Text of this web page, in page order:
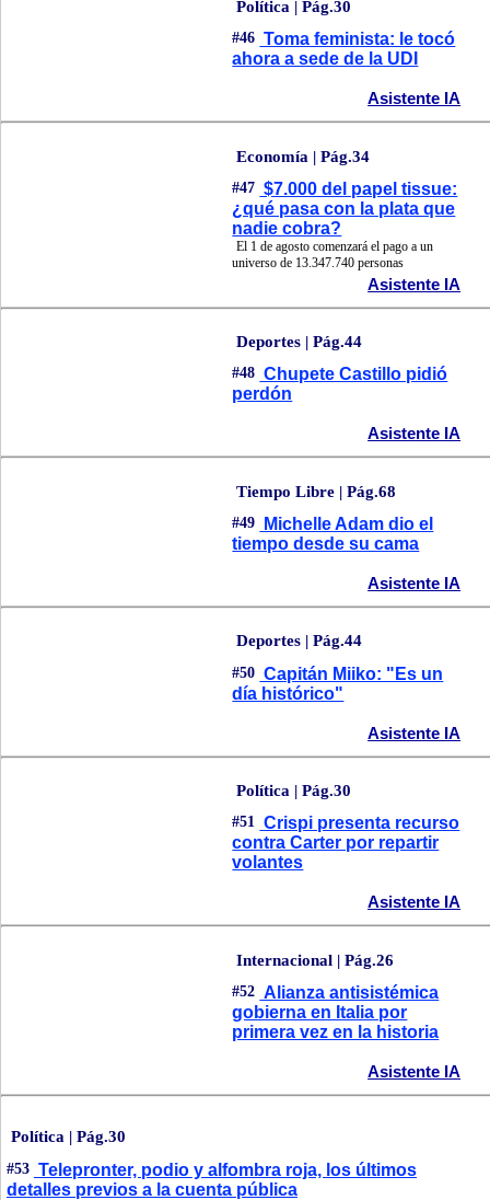
Política | Pág.30
#46 Toma feminista: le tocó
ahora a sede de la UDI
Asistente IA
Economía | Pág.34
#47 $7.000 del papel tissue:
¿qué pasa con la plata que
nadie cobra?
El 1 de agosto comenzará el pago a un
universo de 13.347.740 personas
Asistente IA
Deportes | Pág.44
#48 Chupete Castillo pidió
perdón
Asistente IA
Tiempo Libre | Pág.68
#49
Michelle Adam dio el
tiempo desde su cama
Asistente IA
Deportes | Pág.44
#50 Capitán Miiko: "Es un
día histórico"
Asistente IA
Política | Pág.30
#51 Crispi presenta recurso
contra Carter por repartir
volantes
Asistente IA
Internacional | Pág.26
#52 Alianza antisistémica
gobierna en Italia por
primera vez en la historia
Asistente IA
Política | Pág.30
#53 Telepronter, podio y alfombra roja, los últimos
detalles previos a la cuenta pública